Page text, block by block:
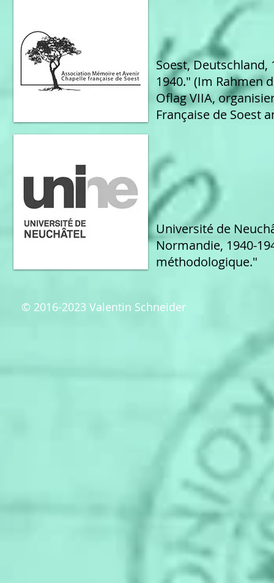
Soest,
1940." (Im Rahmen
Oflag VIIA,
Française de Soest
Université de
Normandie, 1940-
méthodologique."
© 2016-2023 Valentin Schneider